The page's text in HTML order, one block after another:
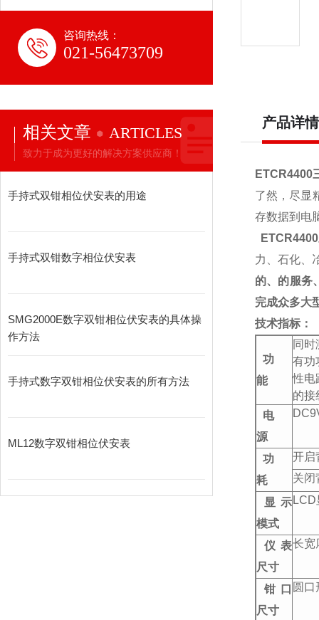
咨询热线：
021-56473709
相关文章 ARTICLES
致力于成为更好的解决方案供应商！
手持式双钳相位伏安表的用途
手持式双钳数字相位伏安表
SMG2000E数字双钳相位伏安表的具体操
作方法
手持式数字双钳相位伏安表的所有方法
ML12数字双钳相位伏安表
产品详情
ETCR4400
了然，尽显
存数据到电
力、石化、
的、的服务
完成众多大
技术指标：
功
能
同
有功
性电
的接
电
源
功
耗
开启
关闭
显示
模式
仪表
尺寸
长宽
钳口
尺寸
圆